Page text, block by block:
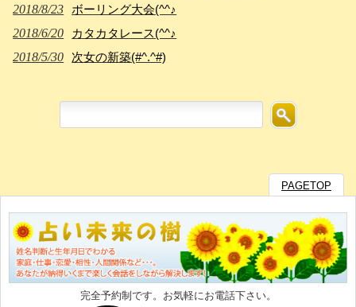
2018/8/23 ボーリング大会(^^♪
2018/6/20 カタカタレース(^^♪
2018/5/30 次女の新築(#^.^#)
PAGETOP
完全予約制です。お気軽にお電話下さい。